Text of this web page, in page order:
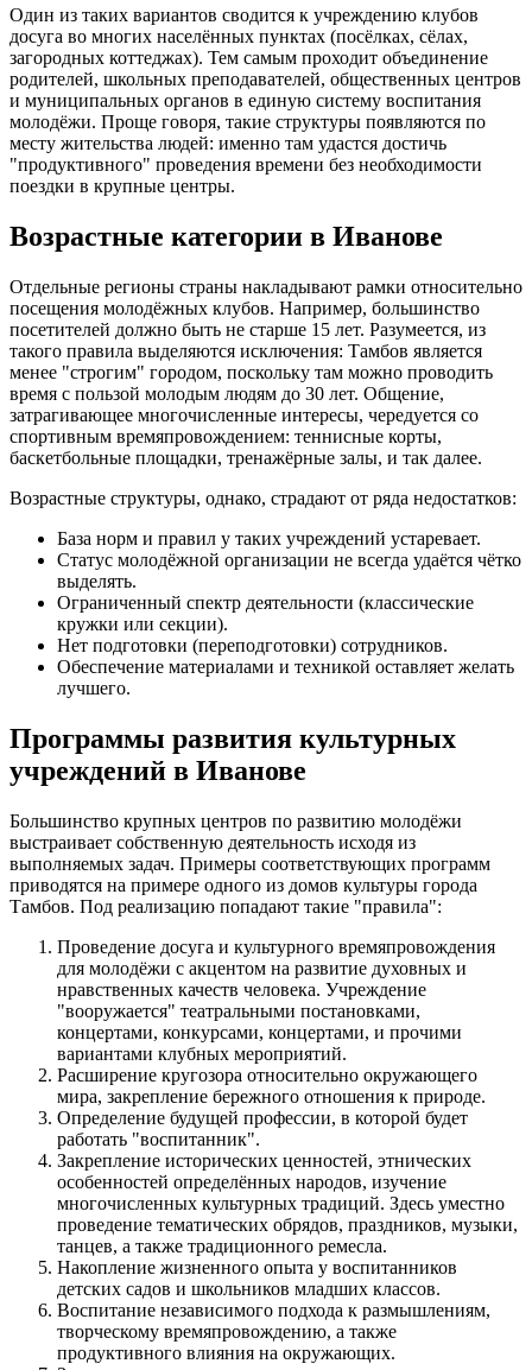
Один из таких вариантов сводится к учреждению клубов
досуга во многих населённых пунктах (посёлках, сёлах,
загородных коттеджах). Тем самым проходит объединение
родителей, школьных преподавателей, общественных центров
и муниципальных органов в единую систему воспитания
молодёжи. Проще говоря, такие структуры появляются по
месту жительства людей: именно там удастся достичь
"продуктивного" проведения времени без необходимости
поездки в крупные центры.
Возрастные категории в Иванове
Отдельные регионы страны накладывают рамки относительно
посещения молодёжных клубов. Например, большинство
посетителей должно быть не старше 15 лет. Разумеется, из
такого правила выделяются исключения: Тамбов является
менее "строгим" городом, поскольку там можно проводить
время с пользой молодым людям до 30 лет. Общение,
затрагивающее многочисленные интересы, чередуется со
спортивным времяпровождением: теннисные корты,
баскетбольные площадки, тренажёрные залы, и так далее.
Возрастные структуры, однако, страдают от ряда недостатков:
База норм и правил у таких учреждений устаревает.
Статус молодёжной организации не всегда удаётся чётко
выделять.
Ограниченный спектр деятельности (классические
кружки или секции).
Нет подготовки (переподготовки) сотрудников.
Обеспечение материалами и техникой оставляет желать
лучшего.
Программы развития культурных
учреждений в Иванове
Большинство крупных центров по развитию молодёжи
выстраивает собственную деятельность исходя из
выполняемых задач. Примеры соответствующих программ
приводятся на примере одного из домов культуры города
Тамбов. Под реализацию попадают такие "правила":
Проведение досуга и культурного времяпровождения
для молодёжи с акцентом на развитие духовных и
нравственных качеств человека. Учреждение
"вооружается" театральными постановками,
концертами, конкурсами, концертами, и прочими
вариантами клубных мероприятий.
Расширение кругозора относительно окружающего
мира, закрепление бережного отношения к природе.
Определение будущей профессии, в которой будет
работать "воспитанник".
Закрепление исторических ценностей, этнических
особенностей определённых народов, изучение
многочисленных культурных традиций. Здесь уместно
проведение тематических обрядов, праздников, музыки,
танцев, а также традиционного ремесла.
Накопление жизненного опыта у воспитанников
детских садов и школьников младших классов.
Воспитание независимого подхода к размышлениям,
творческому времяпровождению, а также
продуктивного влияния на окружающих.